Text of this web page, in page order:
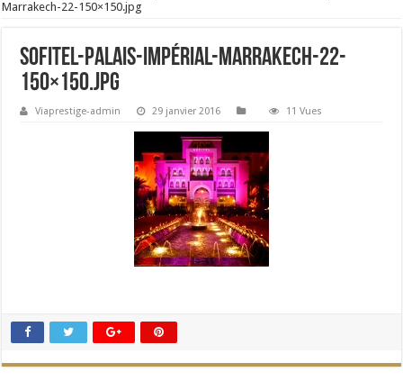
Marrakech-22-150×150.jpg
Sofitel-Palais-Impérial-Marrakech-22-
150×150.jpg
Viaprestige-admin 29 janvier 2016 11 Vues